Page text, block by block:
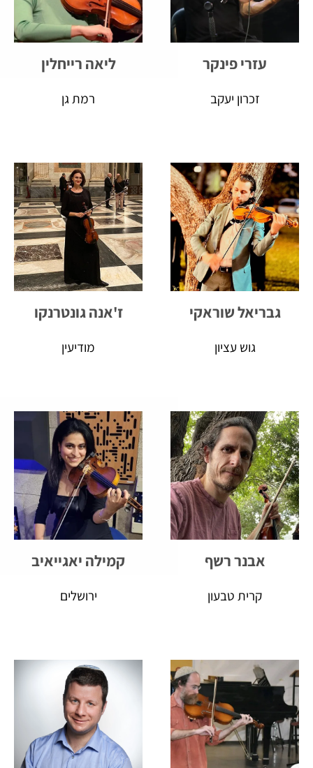
עזרי פינקר
זכרון יעקב
ליאה רייחלין
רמת גן
גבריאל שוראקי
גוש עציון
ז'אנה גונטרנקו
מודיעין
אבנר רשף
קרית טבעון
קמילה יאגייאיב
ירושלים